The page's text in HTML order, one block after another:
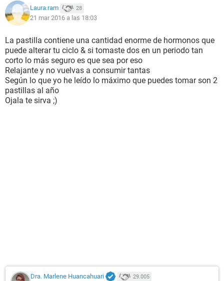
Laura.ram 28
21 mar 2016 a las 18:03
La pastilla contiene una cantidad enorme de hormonos que
puede alterar tu ciclo & si tomaste dos en un periodo tan
corto lo más seguro es que sea por eso
Relajante y no vuelvas a consumir tantas
Según lo que yo he leído lo máximo que puedes tomar son 2
pastillas al año
Ojala te sirva ;)
Dra. Marlene Huancahuari 29.005